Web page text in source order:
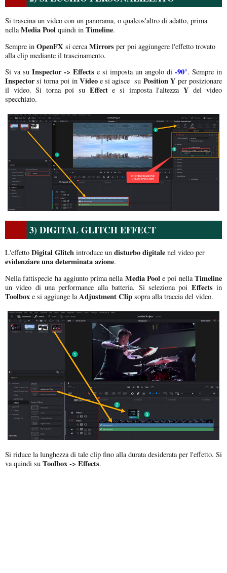
Si trascina un video con un panorama, o qualcos'altro di adatto, prima
nellaMedia Pool quindi in Timeline.
Sempre in OpenFX si cercaMirrors per poi aggiungere l'effetto trovato
alla clip mediante il trascinamento.
Si va su Inspector -> Effects e si imposta un angolo di -90°. Sempre in
Inspectorsi torna poi in Videoe si agisce su Position Y per posizionare
il video. Si torna poi su Effecte si imposta l'altezzaY del video
specchiato.
3) DIGITAL GLITCH EFFECT
L'effetto Digital Glitch introduce un disturbo digitale nel video per
evidenziare una determinata azione.
Nella fattispecie ha aggiunto prima nellaMedia Pool e poi nellaTimeline
un video di una performance alla batteria. Si seleziona poi Effectsin
Toolbox e si aggiunge la Adjustment Clip sopra alla traccia del video.
Si riduce la lunghezza di tale clip fino alla durata desiderata per l'effetto. Si
va quindi su Toolbox -> Effects.